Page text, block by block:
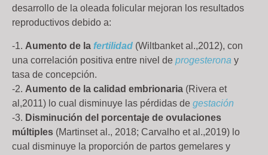
desarrollo de la oleada folicular mejoran los resultados
reproductivos debido a:
-1. Aumento de la fertilidad (Wiltbanket al.,2012), con
una correlación positiva entre nivel de progesterona y
tasa de concepción.
-2. Aumento de la calidad embrionaria (Rivera et
al,2011) lo cual disminuye las pérdidas de gestación
-3. Disminución del porcentaje de ovulaciones
múltiples (Martinset al., 2018; Carvalho et al.,2019) lo
cual disminuye la proporción de partos gemelares y